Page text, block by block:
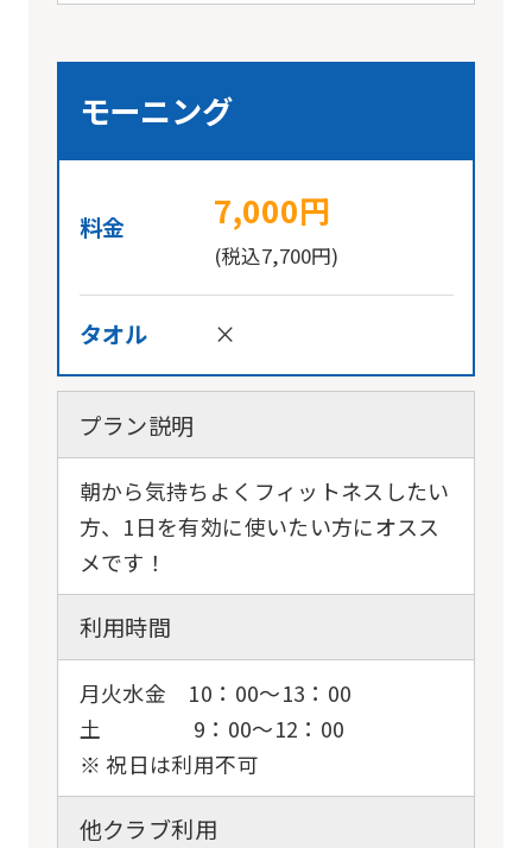
モーニング
料金 7,000円
(税込7,700円)
タオル ×
プラン説明
朝から気持ちよくフィットネスしたい
方、1日を有効に使いたい方にオスス
メです！
利用時間
月火水金 10：00〜13：00
土 9：00〜12：00
※ 祝日は利用不可
他クラブ利用